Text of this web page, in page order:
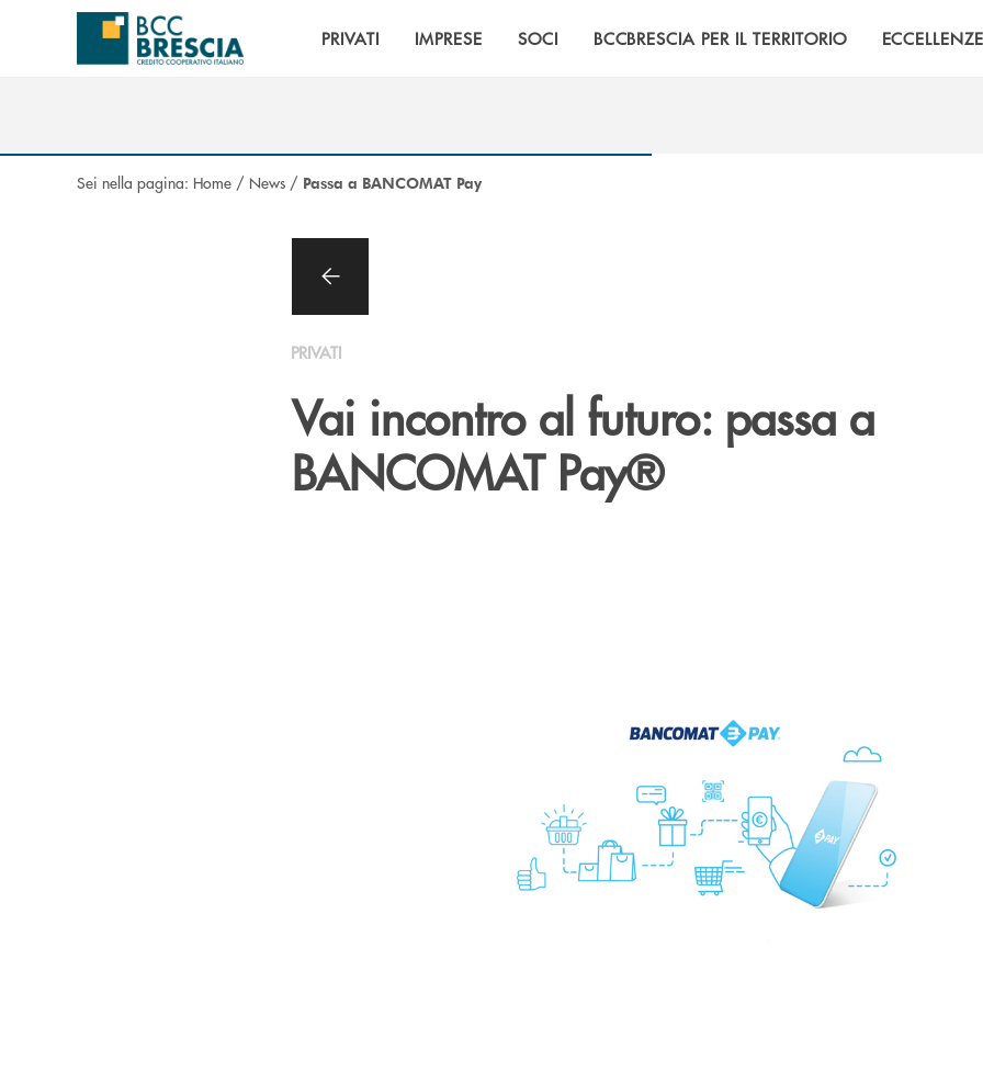
Salta al contenuto principale
PRIVATI IMPRESE SOCI BCCBRESCIA PER IL TERRITORIO ECCELLENZE
Sei nella pagina: Home / News / Passa a BANCOMAT Pay
PRIVATI
Vai incontro al futuro: passa a
BANCOMAT Pay®